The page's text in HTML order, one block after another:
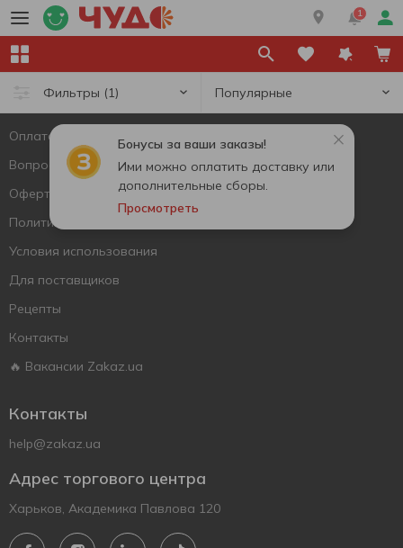
1
Фильтры (1) Популярные
Бонусы за ваши заказы!
Ими можно оплатить доставку или
дополнительные сборы.
Просмотреть
Вопросы и ответы
Оставить жалобу или вопрос
Оплата и доставка
Вопросы и ответы
Оферта
Политика конфиденциальности
Условия использования
Для поставщиков
Рецепты
Контакты
🔥 Вакансии Zakaz.ua
Контакты
help@zakaz.ua
Адрес торгового центра
Харьков, Академика Павлова 120